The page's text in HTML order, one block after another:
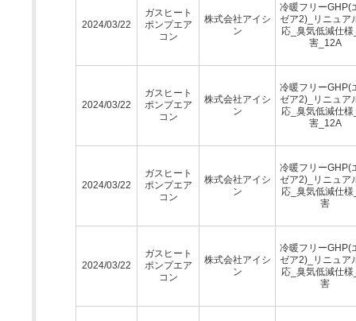
2024/03/22
ガスヒート
ポンプエア
コン
株式会社アイシ
ン
冷暖フリーGHP(
ゼア2)_リニュア
応_臭気低減仕様
害_12A
2024/03/22
ガスヒート
ポンプエア
コン
株式会社アイシ
ン
冷暖フリーGHP(
ゼア2)_リニュア
応_臭気低減仕様
害_12A
2024/03/22
ガスヒート
ポンプエア
コン
株式会社アイシ
ン
冷暖フリーGHP(
ゼア2)_リニュア
応_臭気低減仕様
害
2024/03/22
ガスヒート
ポンプエア
コン
株式会社アイシ
ン
冷暖フリーGHP(
ゼア2)_リニュア
応_臭気低減仕様
害